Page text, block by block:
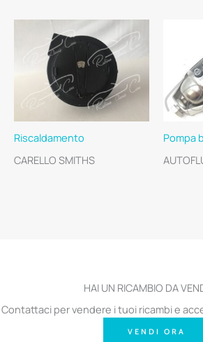
Riscaldamento
CARELLO SMITHS
Pompa
HAI UN RICAMBIO DA
Contattaci per vendere i tuoi ricambi e
VENDI ORA